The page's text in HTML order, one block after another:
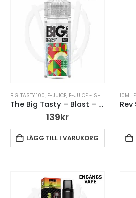
BIG TASTY 100, E-JUICE, E-JUICE - SHORTFILL (DTL) 100ML
The Big Tasty – Blast – Strawberry Kiwi Blast
139kr
LÄGG TILL I VARUKORG
10ML